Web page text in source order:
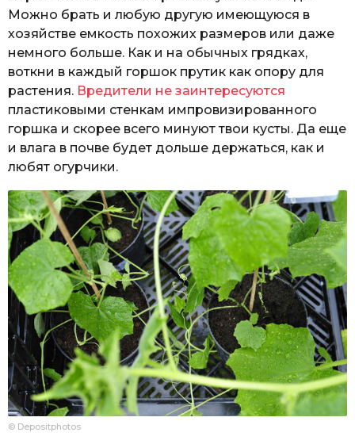
Можно брать и любую другую имеющуюся в
хозяйстве емкость похожих размеров или даже
немного больше. Как и на обычных грядках,
воткни в каждый горшок прутик как опору для
растения. Вредители не заинтересуются
пластиковыми стенкам импровизированного
горшка и скорее всего минуют твои кусты. Да еще
и влага в почве будет дольше держаться, как и
любят огурчики.
© Depositphotos